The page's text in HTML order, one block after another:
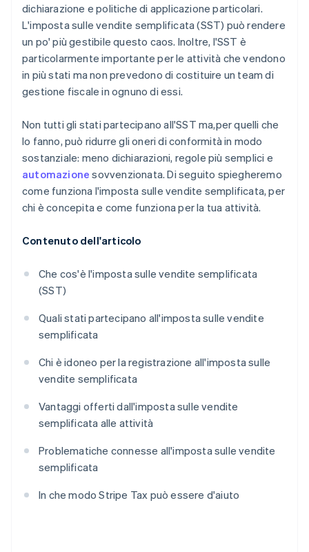
dichiarazione e politiche di applicazione particolari.
L'imposta sulle vendite semplificata (SST) può rendere
un po' più gestibile questo caos. Inoltre, l'SST è
particolarmente importante per le attività che vendono
in più stati ma non prevedono di costituire un team di
gestione fiscale in ognuno di essi.
Non tutti gli stati partecipano all'SST ma,per quelli che
lo fanno, può ridurre gli oneri di conformità in modo
sostanziale: meno dichiarazioni, regole più semplici e
automazione sovvenzionata. Di seguito spiegheremo
come funziona l'imposta sulle vendite semplificata, per
chi è concepita e come funziona per la tua attività.
Contenuto dell'articolo
Che cos'è l'imposta sulle vendite semplificata
(SST)
Quali stati partecipano all'imposta sulle vendite
semplificata
Chi è idoneo per la registrazione all'imposta sulle
vendite semplificata
Vantaggi offerti dall'imposta sulle vendite
semplificata alle attività
Problematiche connesse all'imposta sulle vendite
semplificata
In che modo Stripe Tax può essere d'aiuto